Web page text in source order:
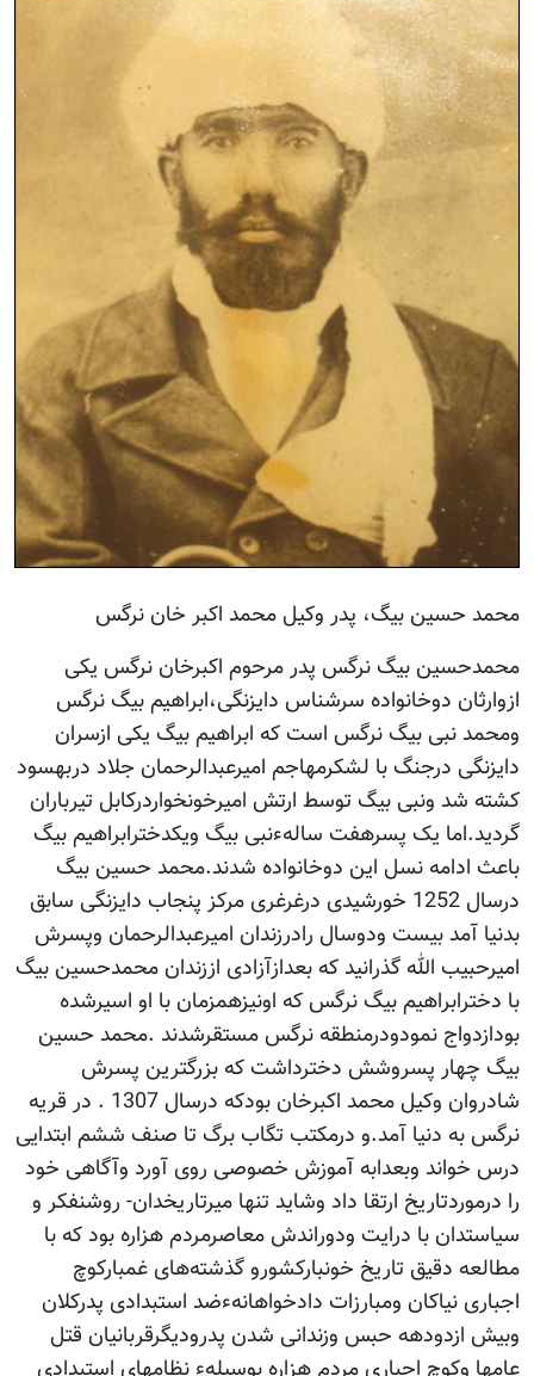
محمد حسین بیگ، پدر وکیل محمد اکبر خان نرگس
محمدحسین بیگ نرگس پدر مرحوم اکبرخان نرگس یکی
ازوارثان دوخانواده سرشناس دایزنگی،ابراهیم بیگ نرگس
ومحمد نبی بیگ نرگس است که ابراهیم بیگ یکی ازسران
دایزنگی درجنگ با لشکرمهاجم امیرعبدالرحمان جلاد دربهسود
کشته شد ونبی بیگ توسط ارتش امیرخونخواردرکابل تیرباران
گردید.اما یک پسرهفت سالهءنبی بیگ ویکدخترابراهیم بیگ
باعث ادامه نسل این دوخانواده شدند.محمد حسین بیگ
درسال 1252 خورشیدی درغرغری مرکز پنجاب دایزنگی سابق
بدنیا آمد بیست ودوسال رادرزندان امیرعبدالرحمان وپسرش
امیرحبیب الله گذرانید که بعدازآزادی اززندان محمدحسین بیگ
با دخترابراهیم بیگ نرگس که اونیزهمزمان با او اسیرشده
بودازدواج نمودودرمنطقه نرگس مستقرشدند .محمد حسین
بیگ چهار پسروشش دخترداشت که بزرگترین پسرش
شادروان وکیل محمد اکبرخان بودکه درسال 1307 . در قریه
نرگس به دنیا آمد.و درمکتب تگاب برگ تا صنف ششم ابتدایی
درس خواند وبعدابه آموزش خصوصی روی آورد وآگاهی خود
را درموردتاریخ ارتقا داد وشاید تنها میرتاریخدان- روشنفکر و
سیاستدان با درایت ودوراندش معاصرمردم هزاره بود که با
مطالعه دقیق تاریخ خونبارکشورو گذشته‌های غمبارکوچ
اجباری نیاکان ومبارزات دادخواهانهءضد استبدادی پدرکلان
وبیش ازدودهه حبس وزندانی شدن پدرودیگرقربانیان قتل
عامها وکوچ اجباری مردم هزاره بوسیلهء نظامهای استبدادی